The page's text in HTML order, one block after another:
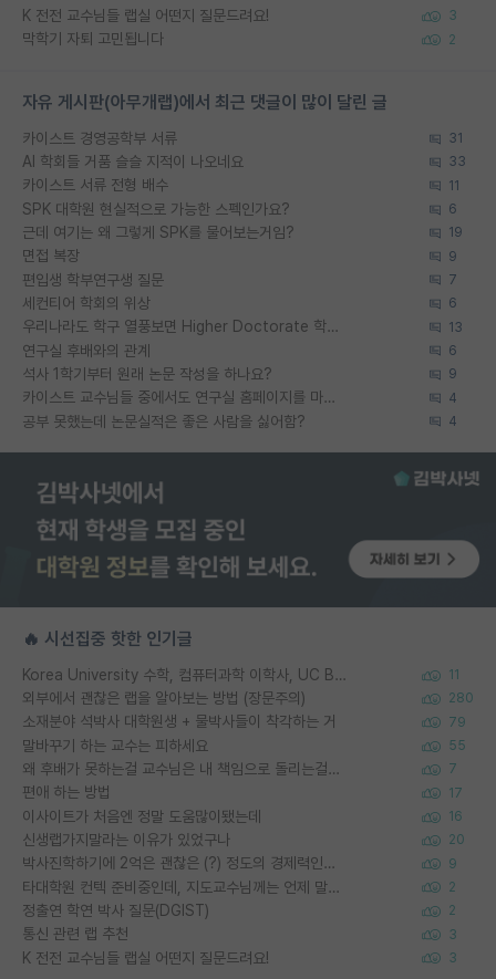
K 전전 교수님들 랩실 어떤지 질문드려요! 3
막학기 자퇴 고민됩니다 2
자유 게시판(아무개랩)에서 최근 댓글이 많이 달린 글
카이스트 경영공학부 서류 31
AI 학회들 거품 슬슬 지적이 나오네요 33
카이스트 서류 전형 배수 11
SPK 대학원 현실적으로 가능한 스펙인가요? 6
근데 여기는 왜 그렇게 SPK를 물어보는거임? 19
면접 복장 9
편입생 학부연구생 질문 7
세컨티어 학회의 위상 6
우리나라도 학구 열풍보면 Higher Doctorate 학위가 필요하다고 봅니다. 13
연구실 후배와의 관계 6
석사 1학기부터 원래 논문 작성을 하나요? 9
카이스트 교수님들 중에서도 연구실 홈페이지를 마련 안 하신 분들이 계시던데 4
공부 못했는데 논문실적은 좋은 사람을 싫어함? 4
🔥 시선집중 핫한 인기글
Korea University 수학, 컴퓨터과학 이학사, UC Berkeley 산업공학 대학원 공학박사가 되는 것은 쉽지 않겠죠? 11
외부에서 괜찮은 랩을 알아보는 방법 (장문주의) 280
소재분야 석박사 대학원생 + 물박사들이 착각하는 거 79
말바꾸기 하는 교수는 피하세요 55
왜 후배가 못하는걸 교수님은 내 책임으로 돌리는걸까요? 7
편애 하는 방법 17
이사이트가 처음엔 정말 도움많이됐는데 16
신생랩가지말라는 이유가 있었구나 20
박사진학하기에 2억은 괜찮은 (?) 정도의 경제력인가요 9
타대학원 컨텍 준비중인데, 지도교수님께는 언제 말씀드려야 할까요? 2
정출연 학연 박사 질문(DGIST) 2
통신 관련 랩 추천 3
K 전전 교수님들 랩실 어떤지 질문드려요! 3